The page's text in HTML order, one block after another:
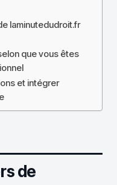
laminutedudroit.fr
que vous êtes
et intégrer
de